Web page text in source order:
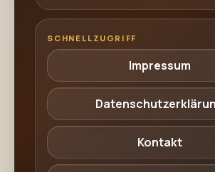
SCHNELLZUGRIFF
Impressum
Kontakt